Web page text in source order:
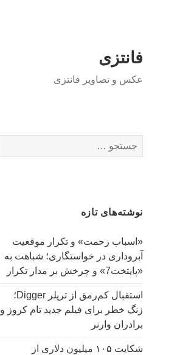
فانتزی
عکس و تصاویر فانتزی
س
ب
ا
ی
:
نوشته‌های تازه
«اسباب زحمت» و تکرار موقعیت
آبروداری در خواستگاری؛ شباهت به
«پایتخت7» و چرخش بر مدار تکرار
استقبال کم‌رمق از تریلر Digger؛
زنگ خطر برای فیلم جدید تام کروز و
برادران وارنر
شکایت ۱۰۵ میلیون دلاری از